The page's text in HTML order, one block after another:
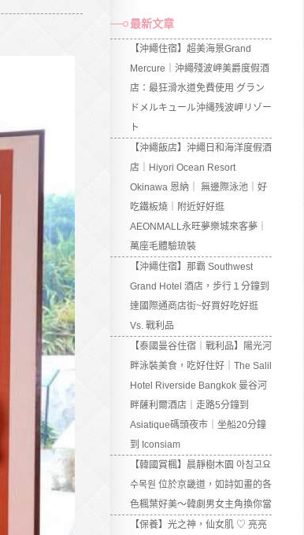
最新文章
【沖繩住宿】超美海景Grand
Mercure｜沖繩殘波岬美爵度假酒
店：最狂滑水道免費使用 グラン
ドメルキュール沖縄残波岬リゾー
ト
【沖繩飯店】沖繩日和海洋度假酒
店｜Hiyori Ocean Resort
Okinawa 恩納｜ 無邊際泳池｜好
吃鐵板燒｜附近好好逛
AEONMALL永旺夢樂城來客夢｜
萬座毛體驗琉裝
【沖繩住宿】那霸 Southwest
Grand Hotel 酒店，步行１分鐘到
達國際通商店街~好買好吃好逛
Vs. 戰利品
【泰國曼谷住宿｜戰利品】陽光河
畔泳裝美食，吃好住好｜The Salil
Hotel Riverside Bangkok 曼谷河
畔薩利爾酒店｜走路5分鐘到
Asiatique碼頭夜市｜坐船20分鐘
到 Iconsiam
【韓國賞楓】晨靜樹木園 아침고요
수목원 位於京畿道，如詩如畫的各
色楓葉好美～韓劇男女主角換你當
【保養】光之神，仙女肌 ♡ 亮亮